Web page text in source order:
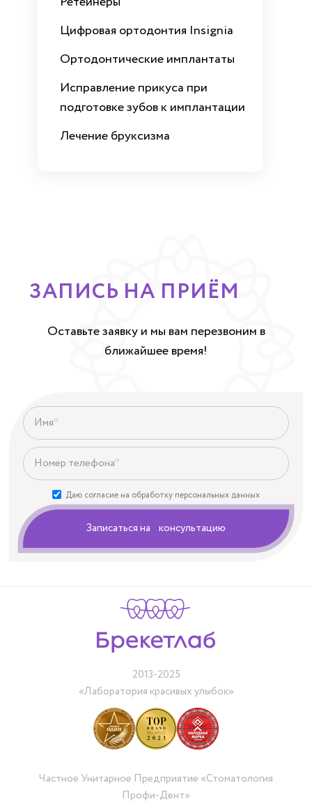
Цифровая ортодонтия Insignia
Ортодонтические имплантаты
Исправление прикуса при
подготовке зубов к имплантации
Лечение бруксизма
ЗАПИСЬ НА ПРИЁМ
Оставьте заявку и мы вам перезвоним в
ближайшее время!
Даю согласие на обработку персональных данных
Записаться на консультацию
2013-2025
«Лаборатория красивых улыбок»
Частное Унитарное Предприятие «Стоматология
Профи-Дент»